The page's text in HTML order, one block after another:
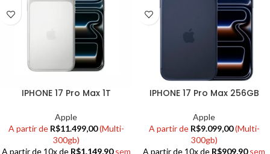
IPHONE 17 Pro Max 1T
Apple
A partir de R$11.499,00(Multi-
300gb)
A partir de 10x de R$1.149,90 sem
IPHONE 17 Pro Max 256GB
Apple
A partir de R$9.099,00(Multi-
300gb)
A partir de 10x de R$909,90 sem